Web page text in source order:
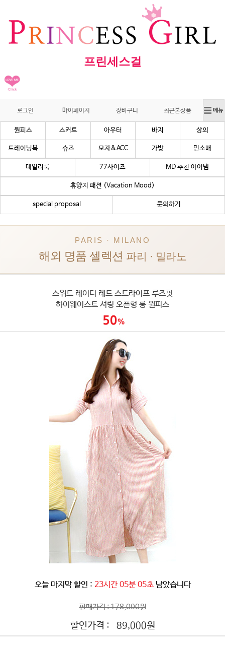
프린세스걸
로그인 마이페이지 장바구니 최근본상품
원피스 스커트 아우터 바지 상의
트레이닝복 슈즈 모자&ACC 가방 민소매
데일리룩 77사이즈 MD 추천 아이템
휴양지 패션 (Vacation Mood)
special proposal 문의하기
PARIS · MILANO
해외 명품 셀렉션 파리 · 밀라노
스위트 레이디 레드 스트라이프 루즈핏
하이웨이스트 셔링 오픈형 롱 원피스
오늘 마지막 할인 : 23시간 05분 02초 남았습니다
판매가격 : 178,000원
할인가격 : 89,000원